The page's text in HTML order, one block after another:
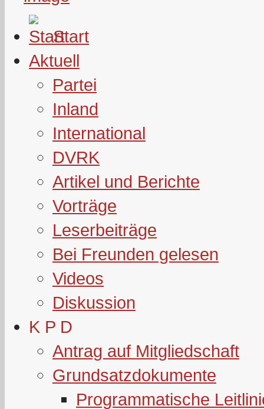
Start
Aktuell
Partei
Inland
International
DVRK
Artikel und Berichte
Vorträge
Leserbeiträge
Bei Freunden gelesen
Videos
Diskussion
K P D
Antrag auf Mitgliedschaft
Grundsatzdokumente
Programmatische